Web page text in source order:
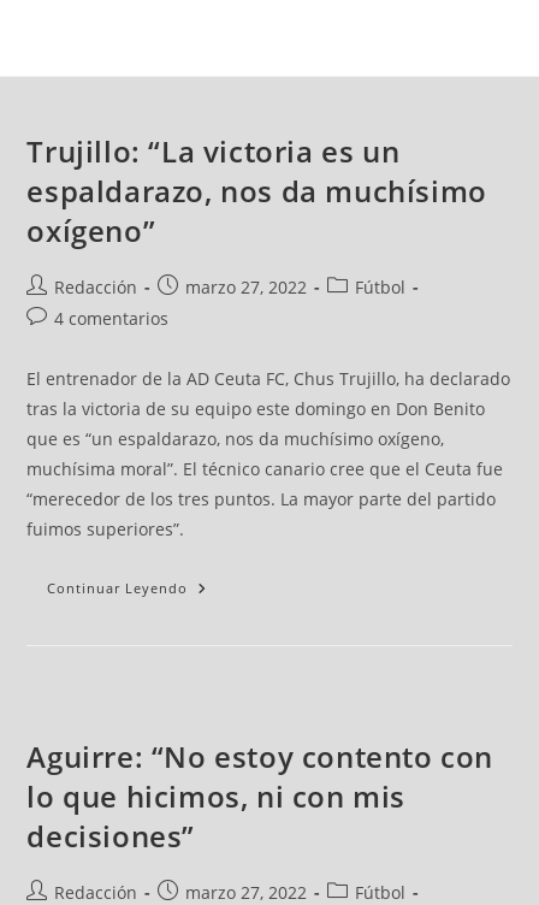
Trujillo: “La victoria es un
espaldarazo, nos da muchísimo
oxígeno”
Redacción marzo 27, 2022
Fútbol
4 comentarios
El entrenador de la AD Ceuta FC, Chus Trujillo, ha declarado
tras la victoria de su equipo este domingo en Don Benito
que es “un espaldarazo, nos da muchísimo oxígeno,
muchísima moral”. El técnico canario cree que el Ceuta fue
“merecedor de los tres puntos. La mayor parte del partido
fuimos superiores”.
Continuar Leyendo
Aguirre: “No estoy contento con
lo que hicimos, ni con mis
decisiones”
Redacción marzo 27, 2022
Fútbol